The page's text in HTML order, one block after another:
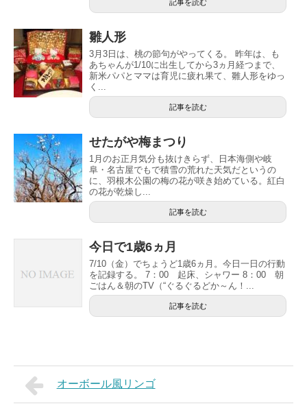
記事を読む
雛人形
3月3日は、桃の節句がやってくる。 昨年は、も
あちゃんが1/10に出生してから3ヵ月経つまで、
新米パパとママは育児に疲れ果て、雛人形をゆっ
く...
記事を読む
せたがや梅まつり
1月のお正月気分も抜けきらず、日本海側や岐
阜・名古屋でもで積雪の荒れた天気だというの
に、羽根木公園の梅の花が咲き始めている。紅白
の花が乾燥し...
記事を読む
今日で1歳6ヵ月
7/10（金）でちょうど1歳6ヵ月。今日一日の行動
を記録する。 7：00 起床、シャワー 8：00 朝
ごはん＆朝のTV（“ぐるぐるどか～ん！...
記事を読む
オーボール風リンゴ